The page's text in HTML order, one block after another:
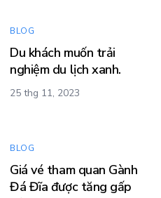
BLOG
Du khách muốn trải
nghiệm du lịch xanh.
25 thg 11, 2023
BLOG
Giá vé tham quan Gành
Đá Đĩa được tăng gấp